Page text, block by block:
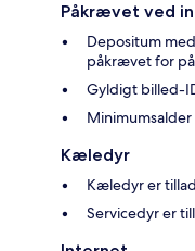
Påkrævet ved
Depositum
påkrævet for
Gyldigt billed-
Kæledyr
Kæledyr er
Servicedyr er